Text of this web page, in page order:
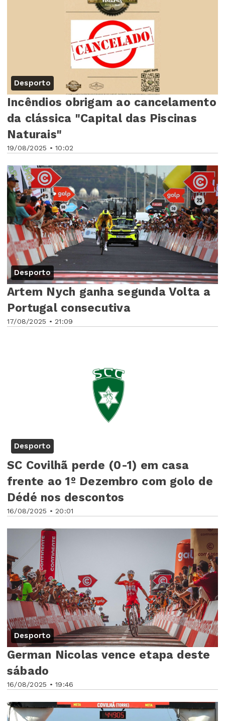
Desporto
19/08/2025 • 10:02
Incêndios obrigam ao cancelamento
da clássica "Capital das Piscinas
Naturais"
Desporto
17/08/2025 • 21:09
Artem Nych ganha segunda Volta a
Portugal consecutiva
Desporto
16/08/2025 • 20:01
SC Covilhã perde (0-1) em casa
frente ao 1º Dezembro com golo de
Dédé nos descontos
Desporto
16/08/2025 • 19:46
German Nicolas vence etapa deste
sábado